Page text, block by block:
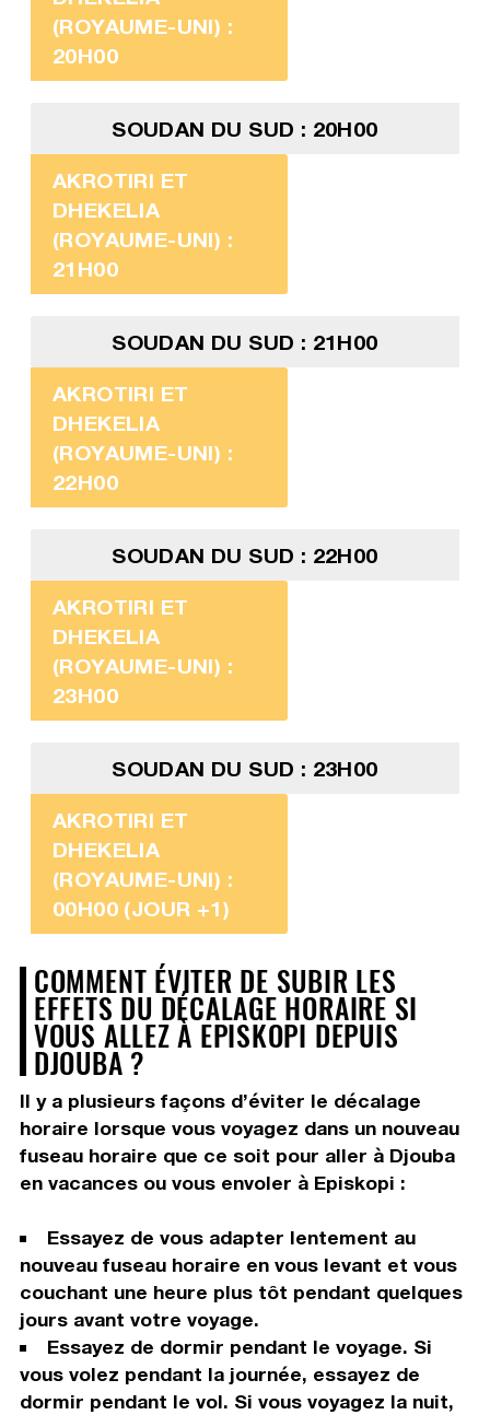
(ROYAUME-UNI) :
20H00
SOUDAN DU SUD : 20H00
AKROTIRI ET
DHEKELIA
(ROYAUME-UNI) :
21H00
SOUDAN DU SUD : 21H00
AKROTIRI ET
DHEKELIA
(ROYAUME-UNI) :
22H00
SOUDAN DU SUD : 22H00
AKROTIRI ET
DHEKELIA
(ROYAUME-UNI) :
23H00
SOUDAN DU SUD : 23H00
AKROTIRI ET
DHEKELIA
(ROYAUME-UNI) :
00H00 (JOUR +1)
COMMENT ÉVITER DE SUBIR LES
EFFETS DU DÉCALAGE HORAIRE SI
VOUS ALLEZ À EPISKOPI DEPUIS
DJOUBA ?
Il y a plusieurs façons d’éviter le décalage
horaire lorsque vous voyagez dans un nouveau
fuseau horaire que ce soit pour aller à Djouba
en vacances ou vous envoler à Episkopi :
Essayez de vous adapter lentement au
nouveau fuseau horaire en vous levant et vous
couchant une heure plus tôt pendant quelques
jours avant votre voyage.
Essayez de dormir pendant le voyage. Si
vous volez pendant la journée, essayez de
dormir pendant le vol. Si vous voyagez la nuit,